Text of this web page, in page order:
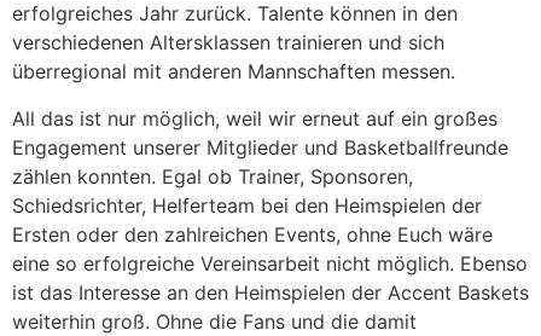
erfolgreiches Jahr zurück. Talente können in den
verschiedenen Altersklassen trainieren und sich
überregional mit anderen Mannschaften messen.
All das ist nur möglich, weil wir erneut auf ein großes
Engagement unserer Mitglieder und Basketballfreunde
zählen konnten. Egal ob Trainer, Sponsoren,
Schiedsrichter, Helferteam bei den Heimspielen der
Ersten oder den zahlreichen Events, ohne Euch wäre
eine so erfolgreiche Vereinsarbeit nicht möglich. Ebenso
ist das Interesse an den Heimspielen der Accent Baskets
weiterhin groß. Ohne die Fans und die damit